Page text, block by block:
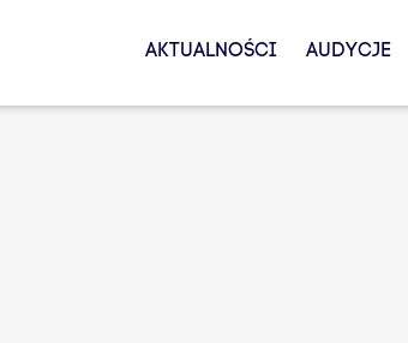
AKTUALNOŚCI AUDYCJE